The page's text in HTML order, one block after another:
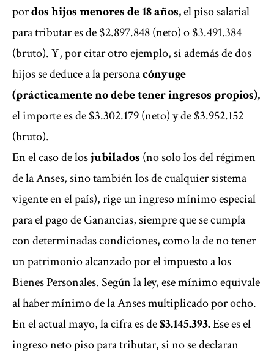
pordos hijos menores de 18 años,el piso salarial
para tributar es de $2.897.848 (neto) o $3.491.384
(bruto). Y, por citar otro ejemplo, si además de dos
hijos se deduce a la personacónyuge
(prácticamente no debe tener ingresos propios),
el importe es de $3.302.179 (neto) y de $3.952.152
(bruto).
En el caso de losjubilados (no solo los del régimen
de la Anses, sino también los de cualquier sistema
vigente en el país), rige un ingreso mínimo especial
para el pago de Ganancias, siempre que se cumpla
con determinadas condiciones, como la de no tener
un patrimonio alcanzado por el impuesto a los
Bienes Personales. Según la ley, ese mínimo equivale
al haber mínimo de la Anses multiplicado por ocho.
En el actual mayo, la cifra es de$3.145.393.Ese es el
ingreso neto piso para tributar, si no se declaran